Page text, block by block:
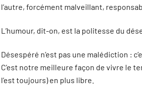
l’autre, forcément malveillant,
L’humour, dit-on, est la politesse du
Désespéré n’est pas une malédiction :
C’est notre meilleure façon de vivre le
l’est toujours) en plus libre.